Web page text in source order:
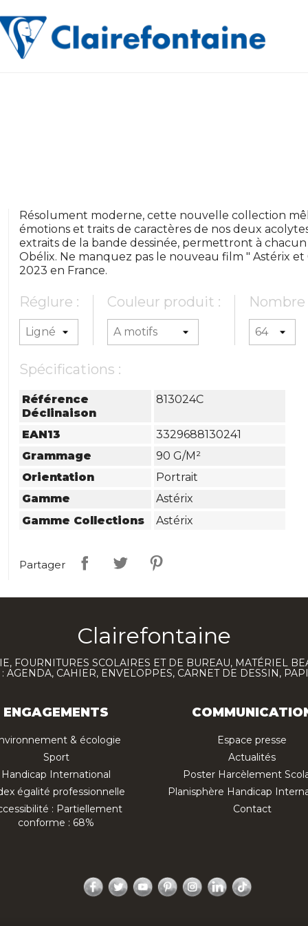
Résolument moderne, cette nouvelle collection
émotions et traits de caractères de nos deux
extraits de la bande dessinée, permettront à
Obélix. Ne manquez pas le nouveau film " Astérix
2023 en France.
Réglure : Couleur produit : Nombre
Spécifications :
Référence
Déclinaison
813024C
EAN13
3329688130241
Grammage
90 G/m²
Orientation
Portrait
Gamme
Astérix
Gamme Collections
Astérix
Partager
Clairefontaine
FOURNITURES SCOLAIRES ET DE BUREAU, MATÉRIEL
AGENDA, CAHIER, ENVELOPPES, CARNET DE DESSIN,
ENGAGEMENTS
& écologie
Sport
Handicap International
égalité professionnelle
: Partiellement
conforme : 68%
Espace presse
Actualités
Poster Harcèlement
Planisphère Handicap
Contact
Facebook
TwitterYouTubePinterestInstagram
LinkedIn